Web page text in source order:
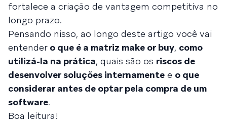
fortalece a criação de vantagem competitiva no
longo prazo.
Pensando nisso, ao longo deste artigo você vai
entender o que é a matriz make or buy, como
utilizá-la na prática, quais são os riscos de
desenvolver soluções internamente e o que
considerar antes de optar pela compra de um
software.
Boa leitura!